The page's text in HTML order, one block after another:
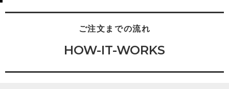
ご注文までの流れ
HOW-IT-WORKS